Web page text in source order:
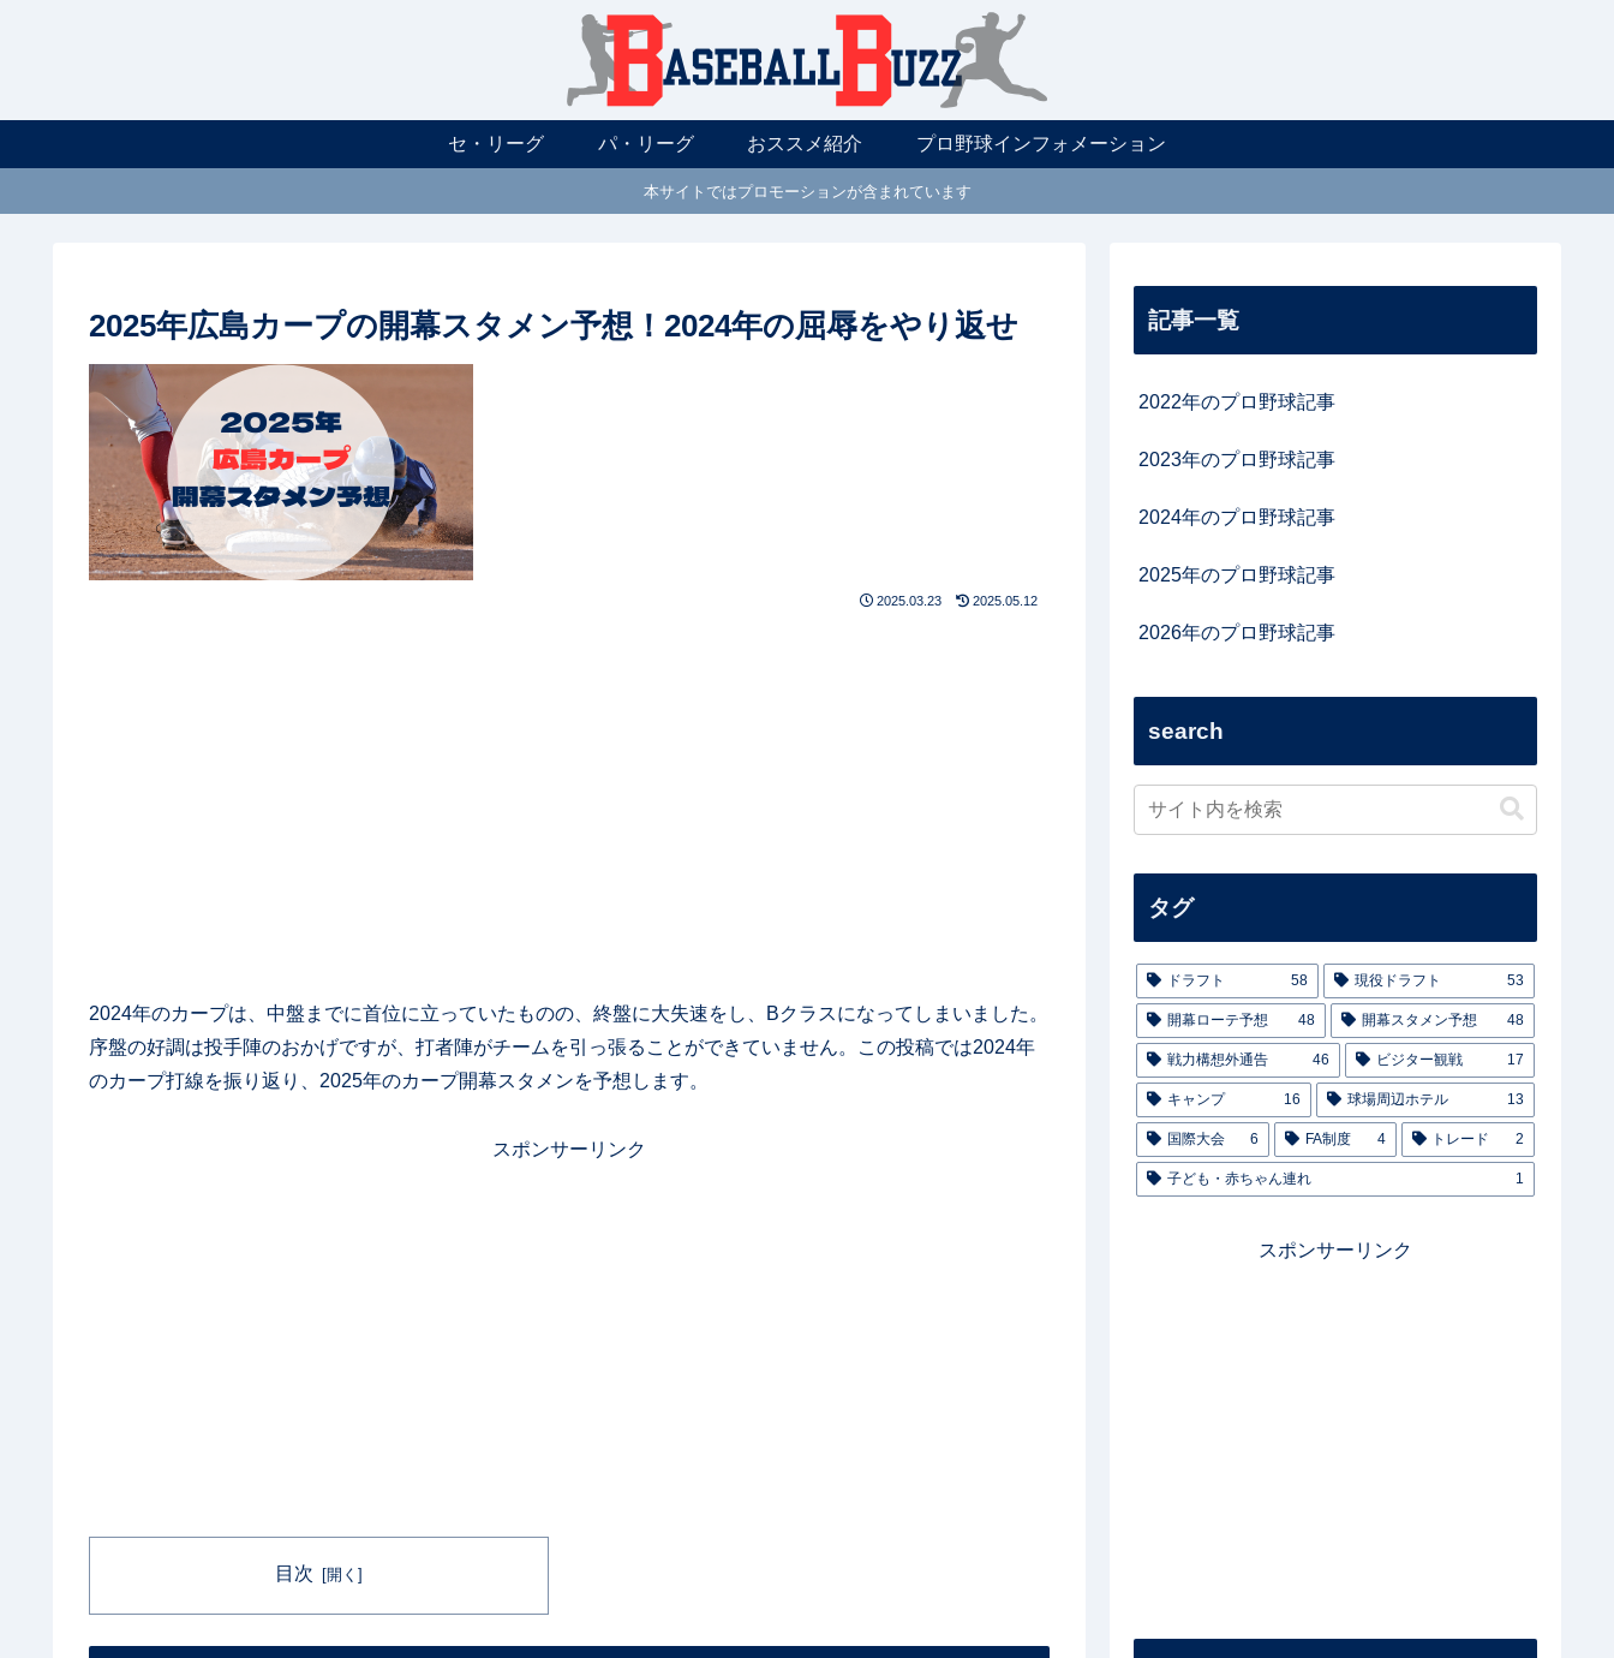
セ・リーグ パ・リーグ おススメ紹介 プロ野球インフォメーション
本サイトではプロモーションが含まれています
2025年広島カープの開幕スタメン予想！2024年の屈辱をやり返せ
2025.03.23 2025.05.12
2024年のカープは、中盤までに首位に立っていたものの、終盤に大失速をし、Bクラスになってしまいました。
序盤の好調は投手陣のおかげですが、打者陣がチームを引っ張ることができていません。この投稿では2024年
のカープ打線を振り返り、2025年のカープ開幕スタメンを予想します。
スポンサーリンク
目次
記事一覧
2022年のプロ野球記事
2023年のプロ野球記事
2024年のプロ野球記事
2025年のプロ野球記事
2026年のプロ野球記事
search
タグ
ドラフト 58 現役ドラフト 53
開幕ローテ予想 48 開幕スタメン予想 48
戦力構想外通告 46 ビジター観戦 17
キャンプ 16 球場周辺ホテル 13
国際大会 6 FA制度 4 トレード 2
子ども・赤ちゃん連れ 1
スポンサーリンク